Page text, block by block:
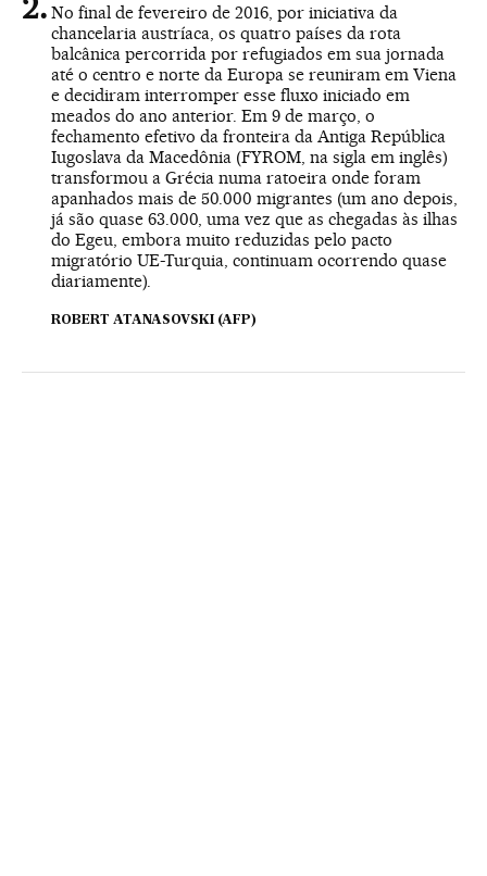
No final de fevereiro de 2016, por iniciativa da
chancelaria austríaca, os quatro países da rota
balcânica percorrida por refugiados em sua jornada
até o centro e norte da Europa se reuniram em Viena
e decidiram interromper esse fluxo iniciado em
meados do ano anterior. Em 9 de março, o
fechamento efetivo da fronteira da Antiga República
Iugoslava da Macedônia (FYROM, na sigla em inglês)
transformou a Grécia numa ratoeira onde foram
apanhados mais de 50.000 migrantes (um ano depois,
já são quase 63.000, uma vez que as chegadas às ilhas
do Egeu, embora muito reduzidas pelo pacto
migratório UE-Turquia, continuam ocorrendo quase
diariamente).
ROBERT ATANASOVSKI (AFP)